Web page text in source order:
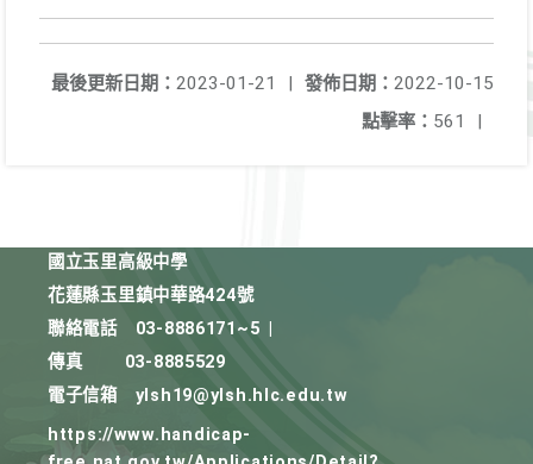
發佈日期： 2022-10-15
最後更新日期： 2023-01-21
|
點擊率： 561 |
國立玉里高級中學
花蓮縣玉里鎮中華路424號
聯絡電話
03-8886171~5
傳真
03-8885529
電子信箱
ylsh19@ylsh.hlc.edu.tw
https://www.handicap-